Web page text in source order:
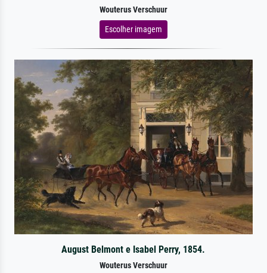
Wouterus Verschuur
Escolher imagem
August Belmont e Isabel Perry, 1854.
Wouterus Verschuur